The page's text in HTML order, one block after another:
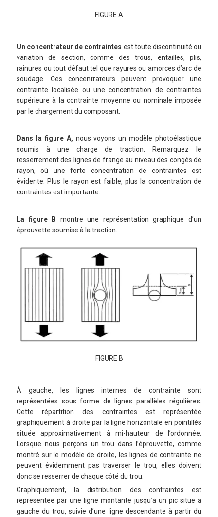
FIGURE A
Un concentrateur de contraintes est toute discontinuité ou
variation de section, comme des trous, entailles, plis,
rainures ou tout défaut tel que rayures ou amorces d’arc de
soudage. Ces concentrateurs peuvent provoquer une
contrainte localisée ou une concentration de contraintes
supérieure à la contrainte moyenne ou nominale imposée
par le chargement du composant.
Dans la figure A, nous voyons un modèle photoélastique
soumis à une charge de traction. Remarquez le
resserrement des lignes de frange au niveau des congés de
rayon, où une forte concentration de contraintes est
évidente. Plus le rayon est faible, plus la concentration de
contraintes est importante.
La figure B montre une représentation graphique d’un
éprouvette soumise à la traction.
FIGURE B
À gauche, les lignes internes de contrainte sont
représentées sous forme de lignes parallèles régulières.
Cette répartition des contraintes est représentée
graphiquement à droite par la ligne horizontale en pointillés
située approximativement à mi-hauteur de l’ordonnée.
Lorsque nous perçons un trou dans l’éprouvette, comme
montré sur le modèle de droite, les lignes de contrainte ne
peuvent évidemment pas traverser le trou, elles doivent
donc se resserrer de chaque côté du trou.
Graphiquement, la distribution des contraintes est
représentée par une ligne montante jusqu’à un pic situé à
gauche du trou, suivie d’une ligne descendante à partir du